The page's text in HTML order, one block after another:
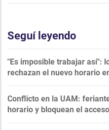
Seguí leyendo
"Es imposible trabajar así":
rechazan el nuevo horario
Conflicto en la UAM:
horario y bloquean el